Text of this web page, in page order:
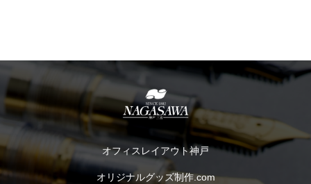
オフィスレイアウト神戸
オリジナルグッズ制作.com